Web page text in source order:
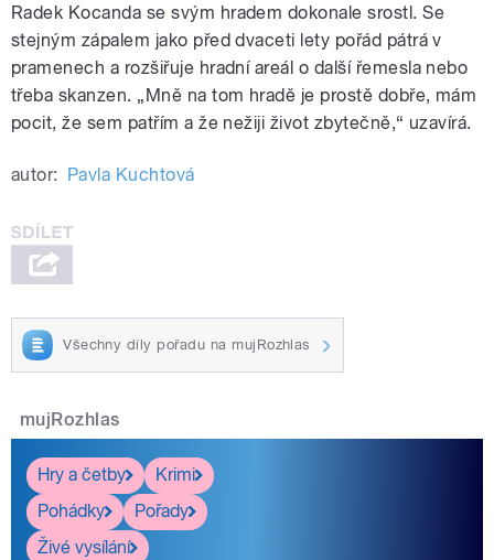
Radek Kocanda se svým hradem dokonale srostl. Se
stejným zápalem jako před dvaceti lety pořád pátrá v
pramenech a rozšiřuje hradní areál o další řemesla nebo
třeba skanzen. „Mně na tom hradě je prostě dobře, mám
pocit, že sem patřím a že nežiji život zbytečně,“ uzavírá.
autor: Pavla Kuchtová
Všechny díly pořadu na mujRozhlas
mujRozhlas
Hry a četby
Krimi
Pohádky
Pořady
Živé vysílání